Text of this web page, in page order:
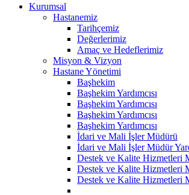
Kurumsal
Hastanemiz
Tarihçemiz
Değerlerimiz
Amaç ve Hedeflerimiz
Misyon & Vizyon
Hastane Yönetimi
Başhekim
Başhekim Yardımcısı
Başhekim Yardımcısı
Başhekim Yardımcısı
Başhekim Yardımcısı
İdari ve Mali İşler Müdürü
İdari ve Mali İşler Müdür
Destek ve Kalite Hizmetleri
Destek ve Kalite Hizmetleri
Destek ve Kalite Hizmetleri